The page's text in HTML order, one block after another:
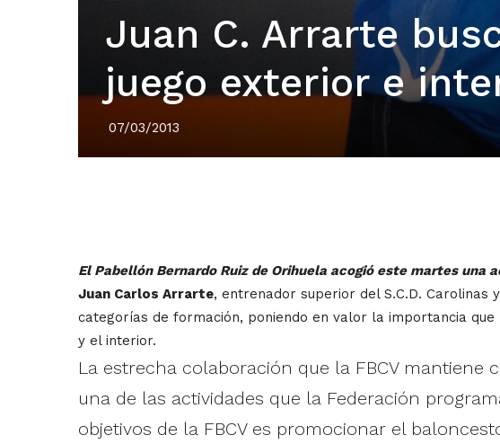
Juan C. Arrarte
juego exterior e
07/03/2013
El Pabellón Bernardo Ruiz de Orihuela acogió este martes una
Juan Carlos Arrarte, entrenador superior del S.C.D. Carolinas
categorías de formación, poniendo en valor la importancia
y el interior.
La estrecha colaboración que la FBCV mantiene
una de las actividades que la Federación
objetivos de la FBCV es promocionar el